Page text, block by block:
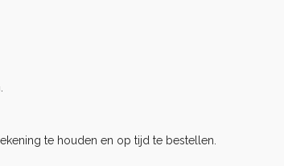
te houden en op tijd te bestellen.